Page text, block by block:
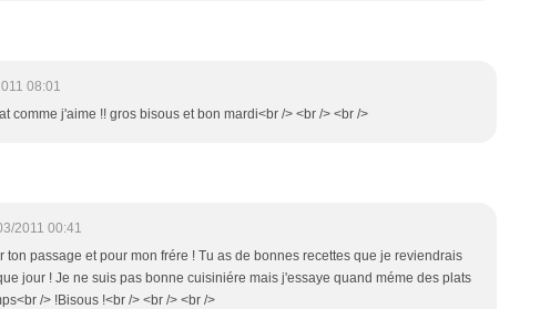
08:01
comme j'aime !! gros bisous et bon mardi<br /> <br /> <br />
2011 00:41
ton passage et pour mon frére ! Tu as de bonnes recettes que je reviendrais
jour ! Je ne suis pas bonne cuisiniére mais j'essaye quand méme des plats
/> !Bisous !<br /> <br /> <br />